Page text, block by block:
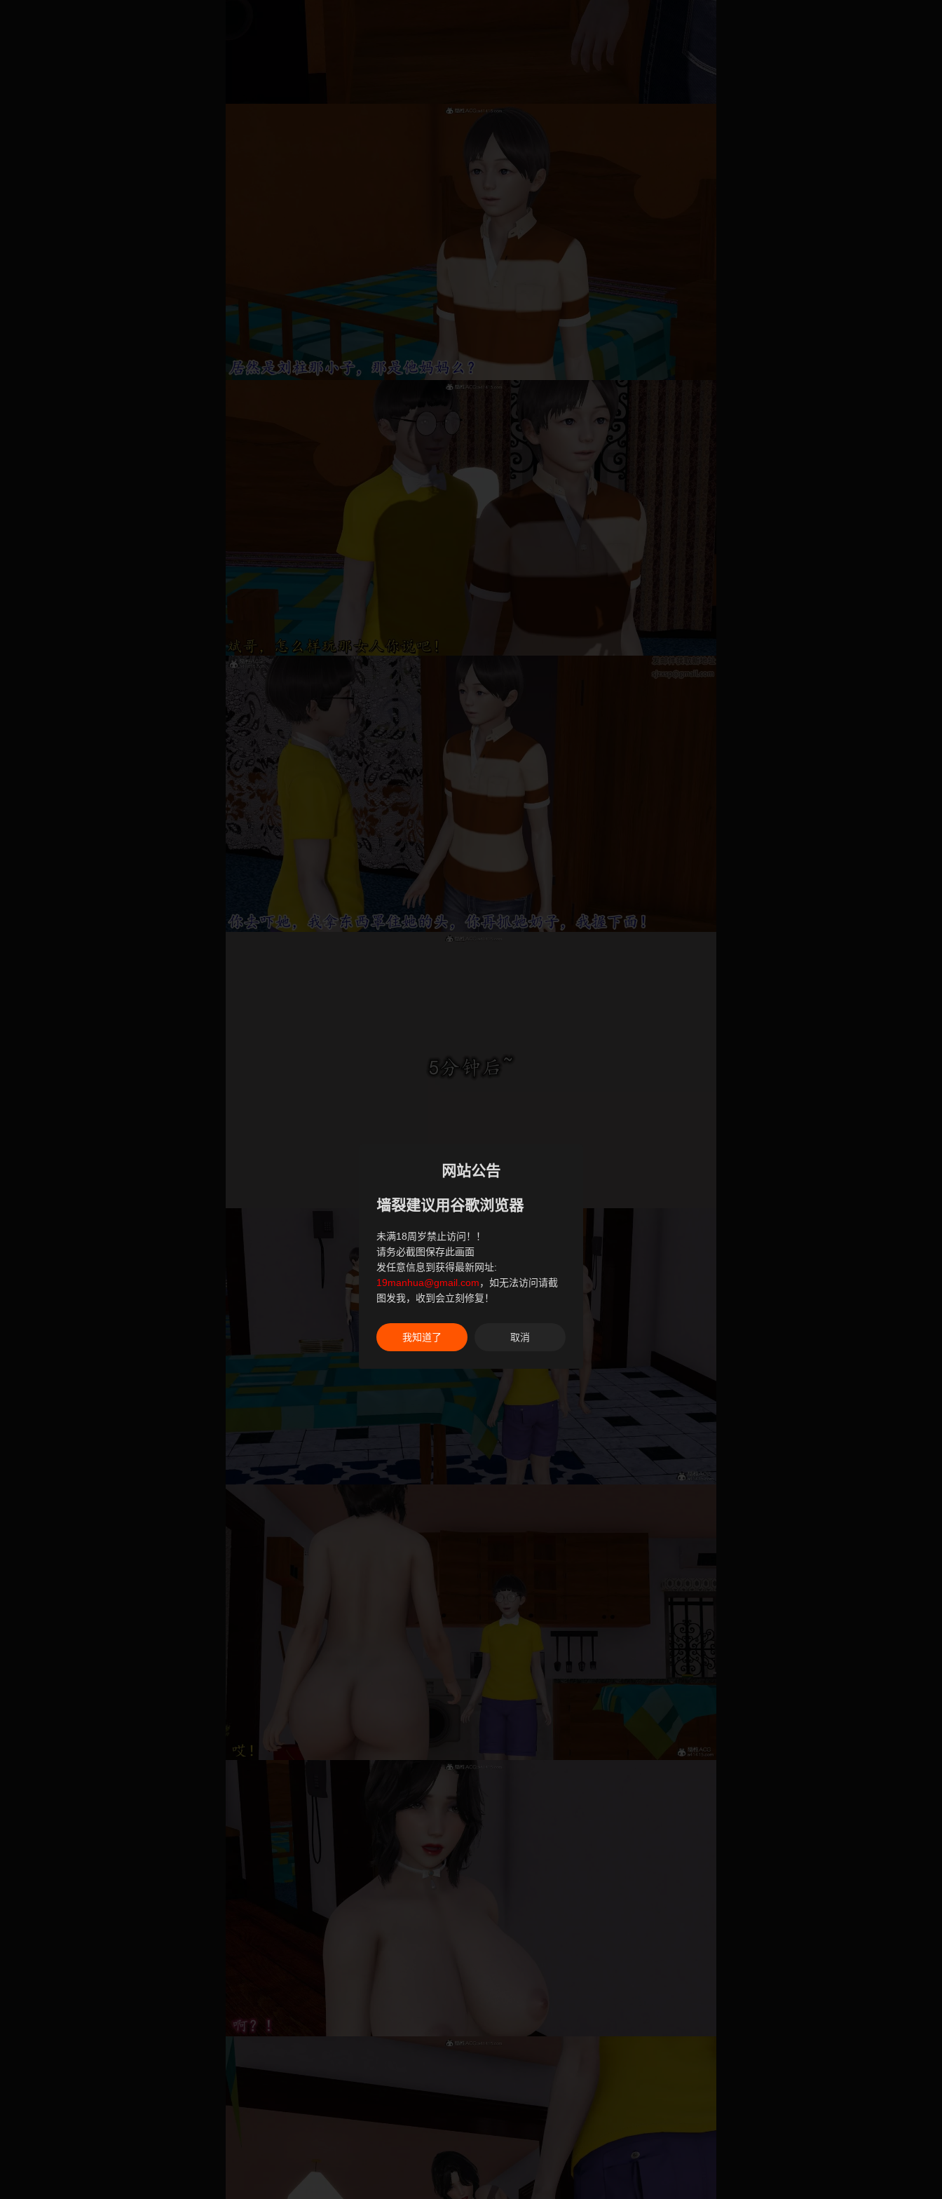
网站公告
墙裂建议用谷歌浏览器
未满18周岁禁止访问！！
请务必截图保存此画面
发任意信息到获得最新网址:
19manhua@gmail.com，如无法访问请截
图发我，收到会立刻修复！
我知道了 取消